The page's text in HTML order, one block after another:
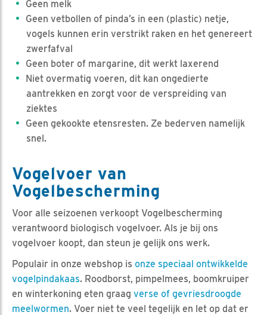
Geen melk
Geen vetbollen of pinda’s in een (plastic) netje,
vogels kunnen erin verstrikt raken en het genereert
zwerfafval
Geen boter of margarine, dit werkt laxerend
Niet overmatig voeren, dit kan ongedierte
aantrekken en zorgt voor de verspreiding van
ziektes
Geen gekookte etensresten. Ze bederven namelijk
snel.
Vogelvoer van
Vogelbescherming
Voor alle seizoenen verkoopt Vogelbescherming
verantwoord biologisch vogelvoer. Als je bij ons
vogelvoer koopt, dan steun je gelijk ons werk.
Populair in onze webshop is onze speciaal ontwikkelde
vogelpindakaas. Roodborst, pimpelmees, boomkruiper
en winterkoning eten graag verse of gevriesdroogde
meelwormen. Voer niet te veel tegelijk en let op dat er